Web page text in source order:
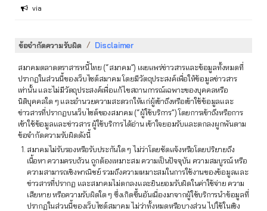
via
ข้อจำกัดความรับผิด / Disclaimer
สมาคมตลาดตราสารหนี้ไทย (“สมาคม”) เผยแพร่ข่าวสารและข้อมูลทั้งหมดที่
ปรากฏในส่วนนี้ของเว็บไซต์สมาคม โดยมีวัตถุประสงค์เพื่อให้ข้อมูลข่าวสาร
เท่านั้น และไม่มีวัตถุประสงค์เพื่อแก้ไขสถานการณ์เฉพาะของบุคคลหรือ
นิติบุคคลใด ๆ และอำนวยความสะดวกให้แก่ผู้เข้าถึงหรือเข้าใช้ข้อมูลและ
ข่าวสารที่ปรากฏบนเว็บไซต์ของสมาคม (“ผู้ใช้บริการ”) โดยการเข้าถึงหรือการ
เข้าใช้ข้อมูลและข่าวสาร ผู้ใช้บริการได้อ่าน เข้าใจยอมรับและตกลงผูกพันตาม
ข้อจำกัดความรับผิดดังนี้
สมาคมไม่รับรองหรือรับประกันใด ๆ ไม่ว่าโดยชัดแจ้งหรือโดยปริยายถึง
เนื้อหา ความครบถ้วน ถูกต้องเหมาะสม ความเป็นปัจจุบัน ความสมบูรณ์ หรือ
ความสามารถเชิงพาณิชย์ รวมถึงความเหมาะสมในการใช้งานของข้อมูลและ
ข่าวสารที่ปรากฏ และสมาคมไม่ตกลงและยินยอมรับผิดในค่าใช้จ่าย ความ
เสียหาย หรือความรับผิดใด ๆ ซึ่งเกิดขึ้นอันเนื่องมาจากผู้ใช้บริการนำข้อมูลที่
ปรากฏในส่วนนี้ของเว็บไซต์สมาคม ไม่ว่าทั้งหมดหรือบางส่วน ไปใช้ในเชิง